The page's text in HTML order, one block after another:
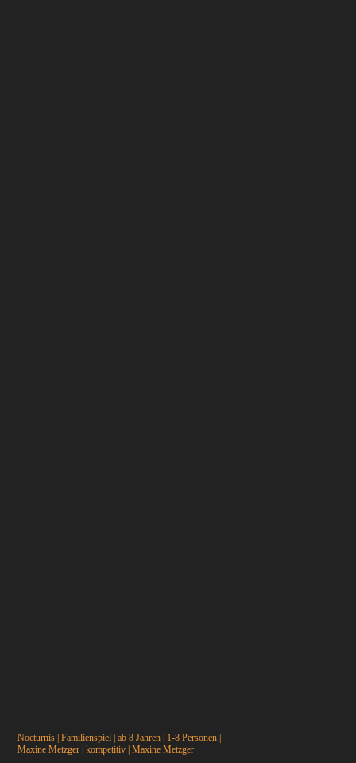
Nocturnis Familienspiel ab 8 Jahren 1-8 Personen
Maxine Metzger kompetitiv Maxine Metzger